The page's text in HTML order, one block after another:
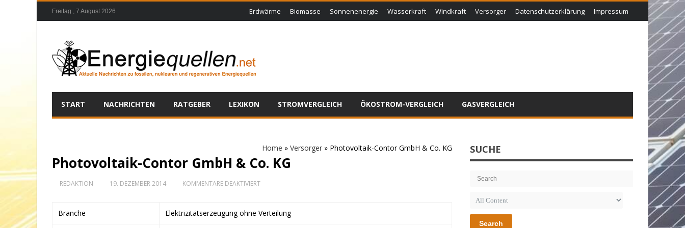
Freitag , 7 August 2026 Erdwärme Biomasse Sonnenenergie Wasserkraft Windkraft Versorger Datenschutzerklärung Impressum
START NACHRICHTEN RATGEBER LEXIKON STROMVERGLEICH ÖKOSTROM-VERGLEICH GASVERGLEICH
Home » Versorger » Photovoltaik-Contor GmbH & Co. KG
Photovoltaik-Contor GmbH & Co. KG
REDAKTION 19. DEZEMBER 2014 KOMMENTARE DEAKTIVIERTFÜR
&
Branche Elektrizitätserzeugung ohne Verteilung
SUCHE
Search